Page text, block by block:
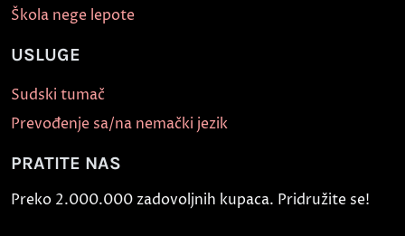
Škola nege lepote
USLUGE
Sudski tumač
Prevođenje sa/na nemački jezik
PRATITE NAS
Preko 2.000.000 zadovoljnih kupaca. Pridružite se!